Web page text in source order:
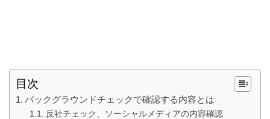
目次
バックグラウンドチェックで確認する内容とは
反社チェック、ソーシャルメディアの内容確認